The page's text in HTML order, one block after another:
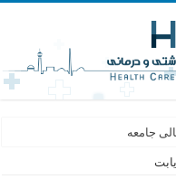
جامعه